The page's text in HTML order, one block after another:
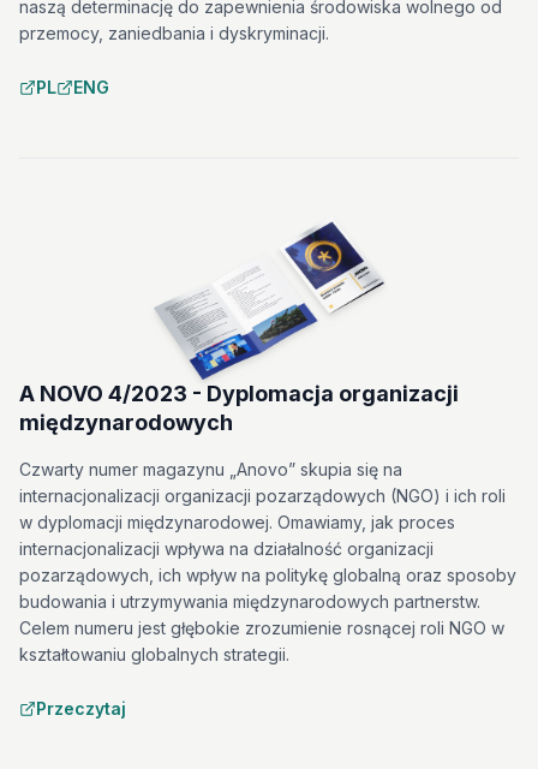
naszą determinację do zapewnienia środowiska wolnego od
przemocy, zaniedbania i dyskryminacji.
PL ENG
A NOVO 4/2023 - Dyplomacja organizacji
międzynarodowych
Czwarty numer magazynu „Anovo” skupia się na
internacjonalizacji organizacji pozarządowych (NGO) i ich roli
w dyplomacji międzynarodowej. Omawiamy, jak proces
internacjonalizacji wpływa na działalność organizacji
pozarządowych, ich wpływ na politykę globalną oraz sposoby
budowania i utrzymywania międzynarodowych partnerstw.
Celem numeru jest głębokie zrozumienie rosnącej roli NGO w
kształtowaniu globalnych strategii.
Przeczytaj